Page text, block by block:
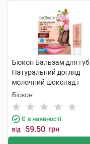
Біокон Бальзам для губ
Натуральний догляд
молочний шоколад і
мигдаль 4,6 г 1 шт
Біокон
Є в наявності
від 59.50 грн